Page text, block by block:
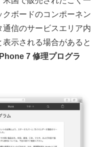
ボードのコンポーネン
通信のサービスエリア内
示される場合があると
7 修理プログラ